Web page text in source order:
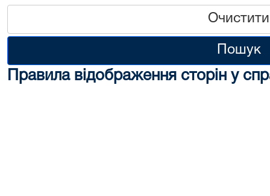
Очистити
Пошук
Правила відображення сторін у